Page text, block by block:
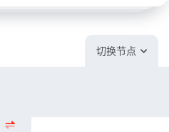
切换节点